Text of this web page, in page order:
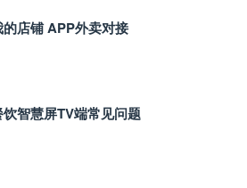
店铺 APP外卖对接
智慧屏TV端常见问题